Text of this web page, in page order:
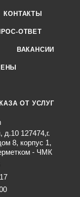
КОНТАКТЫ
ОТВЕТ
ВАКАНСИИ
ОТ УСЛУГ
д.10 127474,г.
8, корпус 1,
- ЧМК